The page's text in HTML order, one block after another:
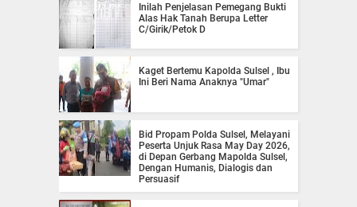
Inilah Penjelasan Pemegang Bukti
Alas Hak Tanah Berupa Letter
C/Girik/Petok D
Kaget Bertemu Kapolda Sulsel , Ibu
Ini Beri Nama Anaknya "Umar"
Bid Propam Polda Sulsel, Melayani
Peserta Unjuk Rasa May Day 2026,
di Depan Gerbang Mapolda Sulsel,
Dengan Humanis, Dialogis dan
Persuasif